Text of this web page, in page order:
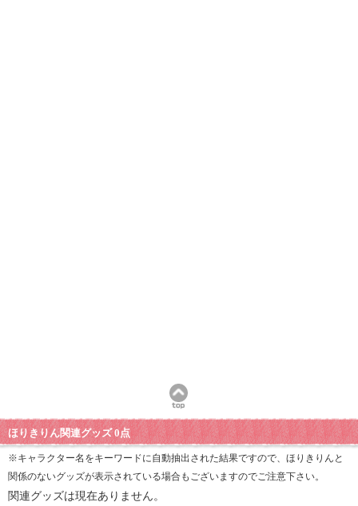
ほりきりん関連グッズ 0点
※キャラクター名をキーワードに自動抽出された結果ですので、ほりきりんと
関係のないグッズが表示されている場合もございますのでご注意下さい。
関連グッズは現在ありません。